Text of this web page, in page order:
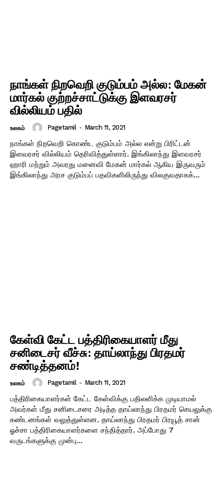
நாங்கள் நிறவெறி குடும்பம் அல்ல: மேகன்
மார்கல் குற்றச்சாட்டுக்கு இளவரசர்
வில்லியம் பதில்
உலகம் Pagetamil - March 11, 2021
நாங்கள் நிறவெறி கொண்ட குடும்பம் அல்ல என்று பிரிட்டன்
இளவரசர் வில்லியம் தெரிவித்துள்ளார். இங்கிலாந்து இளவரசர்
ஹாரி மற்றும் அவரது மனைவி மேகன் மார்கல் ஆகிய இருவரும்
இங்கிலாந்து அரச குடும்பப் பதவிகளிலிருந்து விலகுவதாகக்...
கேள்வி கேட்ட பத்திரிகையாளர் மீது
சனிடைசர் வீச்சு: தாய்லாந்து பிரதமர்
சண்டித்தனம்!
உலகம் Pagetamil - March 11, 2021
பத்திரிகையாளர்கள் கேட்ட கேள்விக்கு பதிலளிக்க முடியாமல்
அவர்கள் மீது சனிடைசரை அடித்த தாய்லாந்து பிரதமர் செயலுக்கு
கண்டனங்கள் வலுத்துள்ளன. தாய்லாந்து பிரதமர் பிரயூத் சான்
ஓச்சா பத்திரிகையாளர்களை சந்தித்தார். அப்போது 7
வருடங்களுக்கு முன்பு...